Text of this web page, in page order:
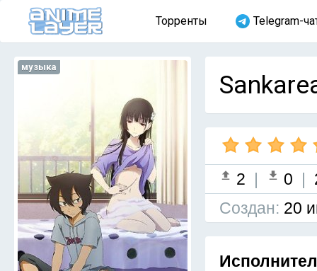
Торренты Telegram-
музыка
2 | 0 |
Cоздан: 20